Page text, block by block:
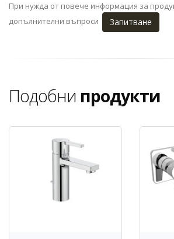
При нужда от повече информация за
допълнителни въпроси
Запитване
Подобни продукти